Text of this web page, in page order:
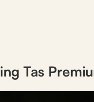
Tas